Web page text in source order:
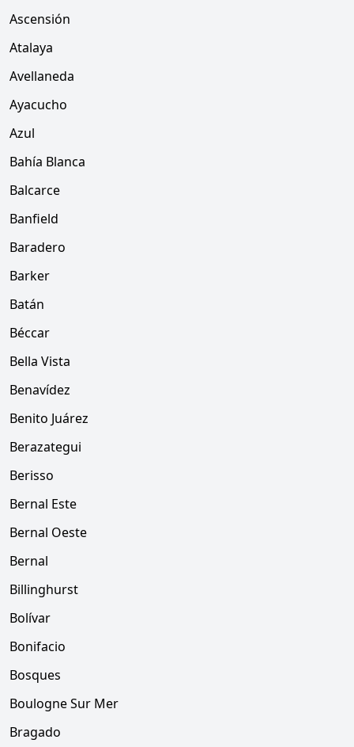
Ascensión
Atalaya
Avellaneda
Ayacucho
Azul
Bahía Blanca
Balcarce
Banfield
Baradero
Barker
Batán
Béccar
Bella Vista
Benavídez
Benito Juárez
Berazategui
Berisso
Bernal Este
Bernal Oeste
Bernal
Billinghurst
Bolívar
Bonifacio
Bosques
Boulogne Sur Mer
Bragado